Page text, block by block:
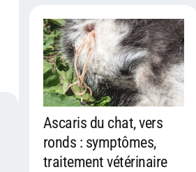
Ascaris du chat, vers
ronds : symptômes,
traitement vétérinaire